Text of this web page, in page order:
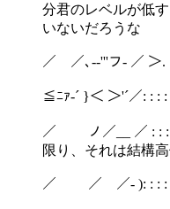
分君のレベルが低
いないだろうな
／{
／ ／､--'''フ- ／ ＞. :
ィﾌ
≦ﾆｧ-´ }＜ ＞'´／: : : :
／-{
／ ノ／__ ／
限り、それは結構
／{
／ ／ ／- ): : : : : :
_,イ _